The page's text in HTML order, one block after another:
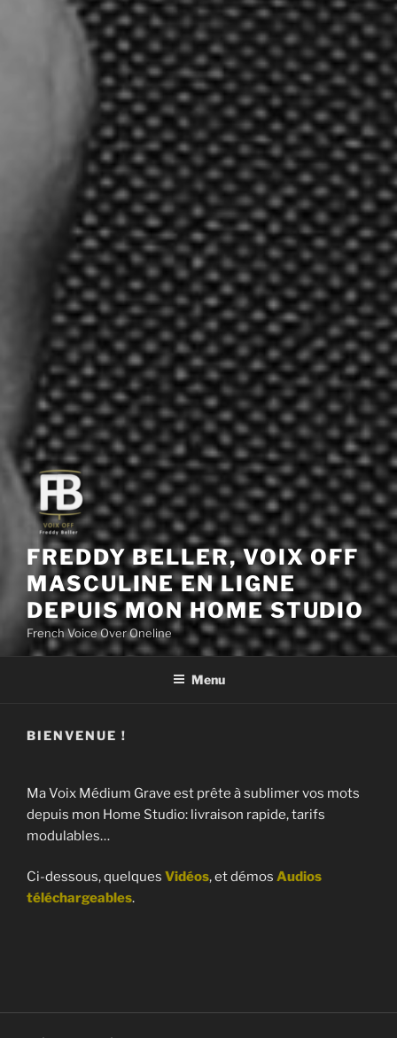
FREDDY BELLER, VOIX OFF
MASCULINE EN LIGNE
DEPUIS MON HOME STUDIO
French Voice Over Oneline
Menu
BIENVENUE !
Ma Voix Médium Grave est prête à sublimer vos mots
depuis mon Home Studio: livraison rapide, tarifs
modulables…
Ci-dessous, quelques Vidéos, et démos Audios
téléchargeables.